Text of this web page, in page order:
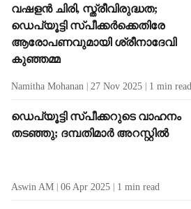
വഷളൻ ചിരി, സ്ത്രീവിരുദ്ധത;
ഡെപ്യൂട്ടി സ്പീക്കർക്കെതിരേ
ആരോപണവുമായി ശ്രീനാദേവി
കുഞ്ഞമ്മ
Namitha Mohanan 27 Nov 2025 1 min read
ഡെപ‍്യൂട്ടി സ്പീക്കറുടെ വാഹനം
തടഞ്ഞു; ദമ്പതിമാർ അറസ്റ്റിൽ
Aswin AM 06 Apr 2025 1 min read